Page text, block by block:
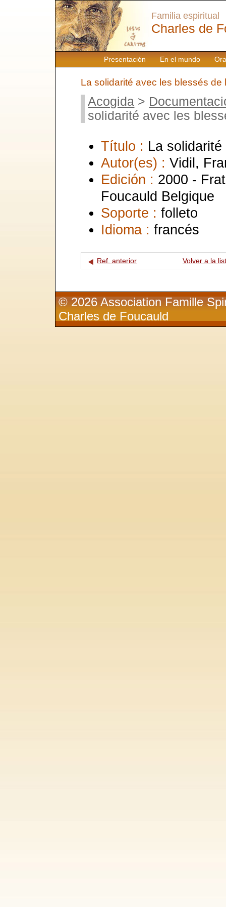
Presentación En el mundo
Familia espiritual
Charles de
La solidarité avec les blessés de
Acogida >
solidarité avec les
Título : La
Autor(es) : Vidil,
Edición : 2000 -
Foucauld Belgique
Soporte : folleto
Idioma : francés
Ref. anterior Volver a la
© 2026 Association Famille
Charles de Foucauld